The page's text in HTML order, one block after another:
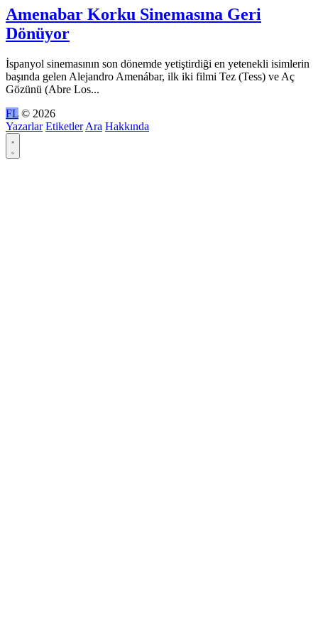
Amenabar Korku Sinemasına Geri
Dönüyor
İspanyol sinemasının son dönemde yetiştirdiği en yetenekli isimlerin
başında gelen Alejandro Amenábar, ilk iki filmi Tez (Tess) ve Aç
Gözünü (Abre Los...
FL © 2026
Yazarlar Etiketler Ara Hakkında